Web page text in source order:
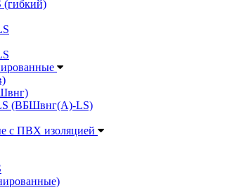
(ВБШвнг(А)-LS)
с ПВХ изоляцией